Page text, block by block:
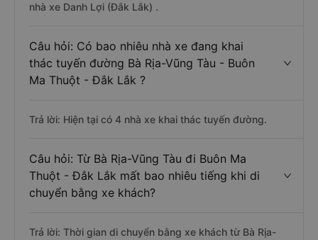
nhà xe Danh Lợi (Đắk Lắk) .
Câu hỏi: Có bao nhiêu nhà xe đang khai
thác tuyến đường Bà Rịa-Vũng Tàu - Buôn
Ma Thuột - Đắk Lắk ?
Trả lời: Hiện tại có 4 nhà xe khai thác tuyến đường.
Câu hỏi: Từ Bà Rịa-Vũng Tàu đi Buôn Ma
Thuột - Đắk Lắk mất bao nhiêu tiếng khi di
chuyển bằng xe khách?
Trả lời: Thời gian di chuyển bằng xe khách từ Bà Rịa-